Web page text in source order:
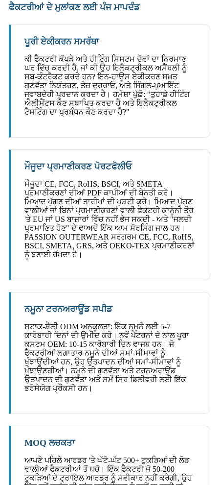
ਫੈਕਟਰੀਆਂ ਦੇ ਮੁਲਾਂਕਣ ਲਈ ਪੰਜ ਮਾਪਦੰਡ
ਪੂਰੀ ਏਕੀਕਰਨ ਸਮਰੱਥਾ
ਕੀ ਫੈਕਟਰੀ ਕੱਪੜੇ ਅਤੇ ਹੀਟਿੰਗ ਸਿਸਟਮ ਦੋਵਾਂ ਦਾ ਨਿਰਮਾਣ
ਘਰ ਵਿੱਚ ਕਰਦੀ ਹੈ, ਜਾਂ ਕੀ ਉਹ ਇਲੈਕਟ੍ਰੀਕਲ ਅਸੈਂਬਲੀ ਨੂੰ
ਸਬ-ਕੰਟਰੈਕਟ ਕਰਦੇ ਹਨ? ਇਨ-ਹਾਊਸ ਏਕੀਕਰਣ ਸਖ਼ਤ
ਗੁਣਵੱਤਾ ਨਿਯੰਤਰਣ, ਤੇਜ਼ ਦੁਹਰਾਓ, ਅਤੇ ਸਿੰਗਲ-ਪੁਆਇੰਟ
ਜਵਾਬਦੇਹੀ ਪ੍ਰਦਾਨ ਕਰਦਾ ਹੈ। ਹਮੇਸ਼ਾ ਪੁੱਛੋ: "ਤੁਹਾਡੇ ਹੀਟਿੰਗ
ਐਲੀਮੈਂਟਸ ਕੌਣ ਸਥਾਪਿਤ ਕਰਦਾ ਹੈ ਅਤੇ ਇਲੈਕਟ੍ਰੀਕਲ
ਟੈਸਟਿੰਗ ਦਾ ਪ੍ਰਬੰਧਨ ਕੌਣ ਕਰਦਾ ਹੈ?"
ਮੌਜੂਦਾ ਪ੍ਰਮਾਣੀਕਰਣ ਪੋਰਟਫੋਲੀਓ
ਮੌਜੂਦਾ CE, FCC, RoHS, BSCI, ਅਤੇ SMETA
ਪ੍ਰਮਾਣੀਕਰਣਾਂ ਦੀਆਂ PDF ਕਾਪੀਆਂ ਦੀ ਬੇਨਤੀ ਕਰੋ।
ਮਿਆਦ ਪੁੱਗਣ ਦੀਆਂ ਤਾਰੀਖਾਂ ਦੀ ਪੁਸ਼ਟੀ ਕਰੋ। ਮਿਆਦ ਪੁੱਗਣ
ਵਾਲੀਆਂ ਜਾਂ ਬਿਨਾਂ ਪ੍ਰਮਾਣੀਕਰਣਾਂ ਵਾਲੀ ਫੈਕਟਰੀ ਕਾਨੂੰਨੀ ਤੌਰ
'ਤੇ EU ਜਾਂ US ਬਾਜ਼ਾਰਾਂ ਵਿੱਚ ਨਹੀਂ ਭੇਜ ਸਕਦੀ - ਅਤੇ "ਜਲਦੀ
ਪ੍ਰਮਾਣਿਤ ਹੋਣ" ਦੇ ਵਾਅਦੇ ਇੱਕ ਆਮ ਸੋਰਸਿੰਗ ਜਾਲ ਹਨ।
PASSION OUTERWEAR ਸਰਗਰਮ CE, FCC, RoHS,
BSCI, SMETA, GRS, ਅਤੇ OEKO-TEX ਪ੍ਰਮਾਣੀਕਰਣਾਂ
ਨੂੰ ਬਣਾਈ ਰੱਖਦਾ ਹੈ।
ਨਮੂਨਾ ਟਰਨਅਰਾਊਂਡ ਸਪੀਡ
ਸਟਾਕ-ਸ਼ੈਲੀ ODM ਅਨੁਕੂਲਤਾ: ਇੱਕ ਨਮੂਨੇ ਲਈ 5-7
ਕਾਰੋਬਾਰੀ ਦਿਨਾਂ ਦੀ ਉਮੀਦ ਕਰੋ। ਨਵੇਂ ਪੈਟਰਨਾਂ ਦੇ ਨਾਲ ਪੂਰਾ
ਕਸਟਮ OEM: 10-15 ਕਾਰੋਬਾਰੀ ਦਿਨ ਵਾਜਬ ਹਨ। ਜੋ
ਫੈਕਟਰੀਆਂ ਲਗਾਤਾਰ ਨਮੂਨੇ ਦੀਆਂ ਸਮਾਂ-ਸੀਮਾਵਾਂ ਨੂੰ
ਖੁੰਝਾਉਂਦੀਆਂ ਹਨ, ਉਹ ਉਤਪਾਦਨ ਦੀਆਂ ਸਮਾਂ-ਸੀਮਾਵਾਂ ਨੂੰ
ਖੁੰਝਾਉਣਗੀਆਂ। ਨਮੂਨੇ ਦੀ ਗੁਣਵੱਤਾ ਅਤੇ ਟਰਨਅਰਾਊਂਡ
ਉਤਪਾਦਨ ਦੀ ਗੁਣਵੱਤਾ ਅਤੇ ਸਮੇਂ ਸਿਰ ਡਿਲੀਵਰੀ ਲਈ ਇੱਕ
ਭਰੋਸੇਯੋਗ ਪ੍ਰੌਕਸੀ ਹਨ।
MOQ ਲਚਕਤਾ
ਆਪਣੇ ਪਹਿਲੇ ਆਰਡਰ 'ਤੇ ਘੱਟੋ-ਘੱਟ 500+ ਟੁਕੜਿਆਂ ਦੀ ਲੋੜ
ਵਾਲੀਆਂ ਫੈਕਟਰੀਆਂ ਤੋਂ ਬਚੋ। ਇੱਕ ਫੈਕਟਰੀ ਜੋ 50-200
ਟੁਕੜਿਆਂ ਦੇ ਟ੍ਰਾਇਲ ਆਰਡਰ ਨੂੰ ਸਵੀਕਾਰ ਨਹੀਂ ਕਰੇਗੀ, ਉਹ